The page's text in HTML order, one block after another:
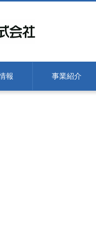
報 事業紹介